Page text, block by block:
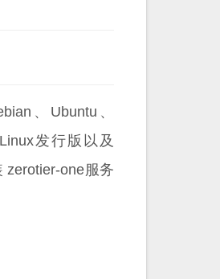
、Ubuntu、
发行版以及
zerotier-one服务